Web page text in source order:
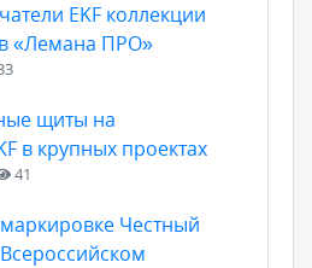
EKF коллекции
«Лемана ПРО»
щиты на
в крупных проектах
41
Честный